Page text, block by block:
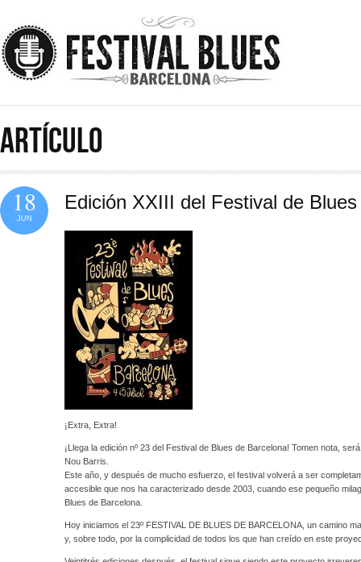
ARTÍCULO
Edición XXIII del Festival de
18
JUN
¡Extra, Extra!
¡Llega la edición nº 23 del Festival de Blues de Barcelona! Tomen nota,
Nou Barris.
Este año, y después de mucho esfuerzo, el festival volverá a ser
accesible que nos ha caracterizado desde 2003, cuando ese pequeño
Blues de Barcelona.
Hoy iniciamos el 23º FESTIVAL DE BLUES DE BARCELONA, un camino
y, sobre todo, por la complicidad de todos los que han creído en este